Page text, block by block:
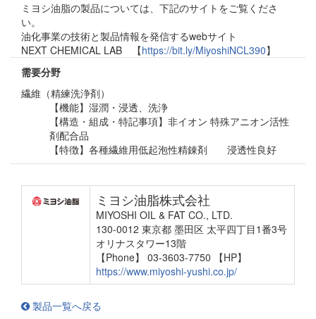
ミヨシ油脂の製品については、下記のサイトをご覧くださ
い。
油化事業の技術と製品情報を発信するwebサイト
NEXT CHEMICAL LAB 【https://bit.ly/MiyoshiNCL390】
需要分野
繊維（精練洗浄剤）
【機能】湿潤・浸透、洗浄
【構造・組成・特記事項】非イオン 特殊アニオン活性
剤配合品
【特徴】各種繊維用低起泡性精錬剤 浸透性良好
ミヨシ油脂株式会社
MIYOSHI OIL & FAT CO., LTD.
130-0012 東京都 墨田区 太平四丁目1番3号
オリナスタワー13階
【Phone】 03-3603-7750
【HP】
https://www.miyoshi-yushi.co.jp/
製品一覧へ戻る